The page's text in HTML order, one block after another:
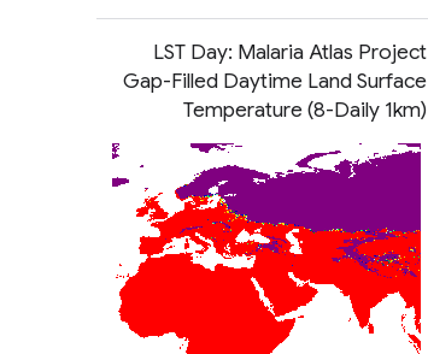
LST Day: Malaria Atlas Project
Gap-Filled Daytime Land Surface
Temperature (8-Daily 1km)